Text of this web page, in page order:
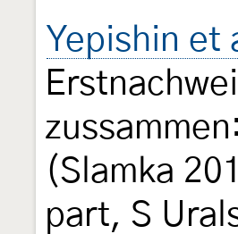
Yepishin et
(Slamka
part, S